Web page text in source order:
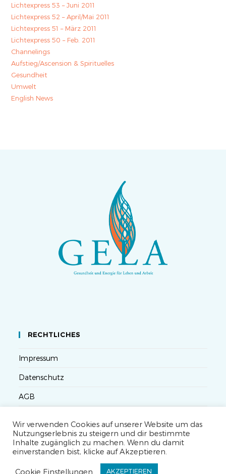
Lichtexpress 53 – Juni 2011
Lichtexpress 52 – April/Mai 2011
Lichtexpress 51 – März 2011
Lichtexpress 50 – Feb. 2011
Channelings
Aufstieg/Ascension & Spirituelles
Gesundheit
Umwelt
English News
RECHTLICHES
Impressum
Datenschutz
AGB
Widerruf
Seminarteilnahme- und Storno-Bedingungen
Wir verwenden Cookies auf unserer Website um das
Nutzungserlebnis zu steigern und dir bestimmte
Inhalte zugänglich zu machen. Wenn du damit
einverstanden bist, klicke auf Akzeptieren.
Cookie Einstellungen AKZEPTIEREN